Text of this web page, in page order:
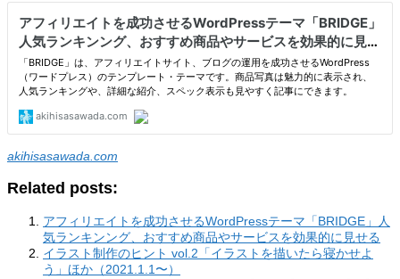
akihisasawada.com
Related posts:
アフィリエイトを成功させるWordPressテーマ「BRIDGE」人
気ランキンング、おすすめ商品やサービスを効果的に見せる
イラスト制作のヒント vol.2「イラストを描いたら寝かせよ
う」ほか（2021.1.1〜）